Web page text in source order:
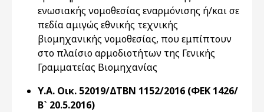
ενωσιακής νομοθεσίας εναρμόνισης ή/και σε
πεδία αμιγώς εθνικής τεχνικής
βιομηχανικής νομοθεσίας, που εμπίπτουν
στο πλαίσιο αρμοδιοτήτων της Γενικής
Γραμματείας Βιομηχανίας
Υ.Α. Οικ. 52019/ΔΤΒΝ 1152/2016 (ΦΕΚ 1426/
Β` 20.5.2016)